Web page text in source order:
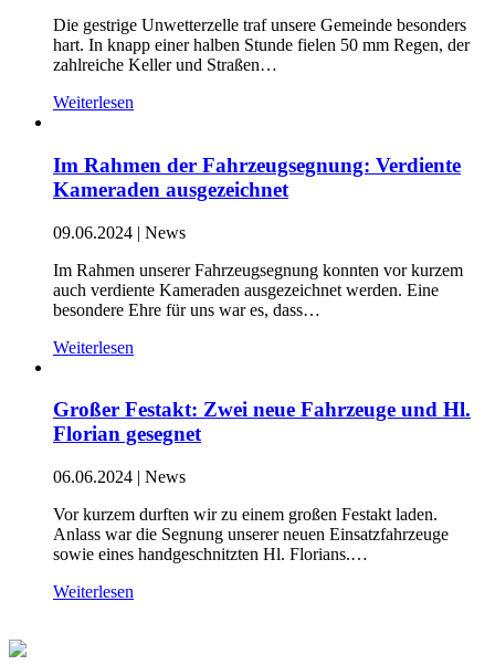
Die gestrige Unwetterzelle traf unsere Gemeinde besonders
hart. In knapp einer halben Stunde fielen 50 mm Regen, der
zahlreiche Keller und Straßen…
Weiterlesen
Im Rahmen der Fahrzeugsegnung: Verdiente
Kameraden ausgezeichnet
09.06.2024 | News
Im Rahmen unserer Fahrzeugsegnung konnten vor kurzem
auch verdiente Kameraden ausgezeichnet werden. Eine
besondere Ehre für uns war es, dass…
Weiterlesen
Großer Festakt: Zwei neue Fahrzeuge und Hl.
Florian gesegnet
06.06.2024 | News
Vor kurzem durften wir zu einem großen Festakt laden.
Anlass war die Segnung unserer neuen Einsatzfahrzeuge
sowie eines handgeschnitzten Hl. Florians.…
Weiterlesen